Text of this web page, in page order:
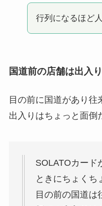
行列になるほど
国道前の店舗は出入
目の前に国道があり
出入りはちょっと面倒
SOLATOカード
ときにちょくち
目の前の国道は